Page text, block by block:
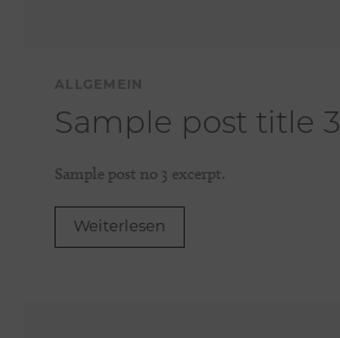
ALLGEMEIN
Sample post title 3
Sample post no 3 excerpt.
Weiterlesen